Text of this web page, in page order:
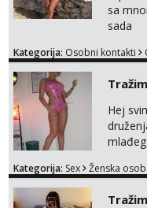
sa
sada
Kategorija: Osobni kontakti
Hej
Kategorija: Sex Ženska